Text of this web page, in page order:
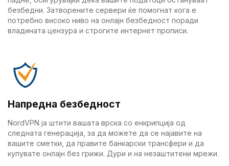
безбедни. Затворените сервери ќе помогнат кога е
потребно високо ниво на онлајн безбедност поради
владината цензура и строгите интернет прописи.
Напредна безбедност
NordVPN ја штити вашата врска со енкрипција од
следната генерација, за да можете да се најавите на
вашите сметки, да правите банкарски трансфери и да
купувате онлајн без грижи. Дури и на незаштитени мрежи.